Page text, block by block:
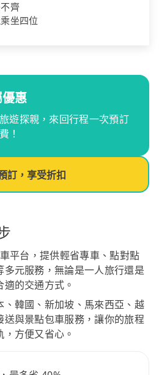
齊
坐四位
惠
遊探親，來回行程一次預訂
！
訂，享受折扣
平台，提供輕省專車、點對點
元服務，無論是一人旅行還是
的交通方式。
、韓國、新加坡、馬來西亞、越
送與景點包車服務，讓你的旅程
方便又省心。